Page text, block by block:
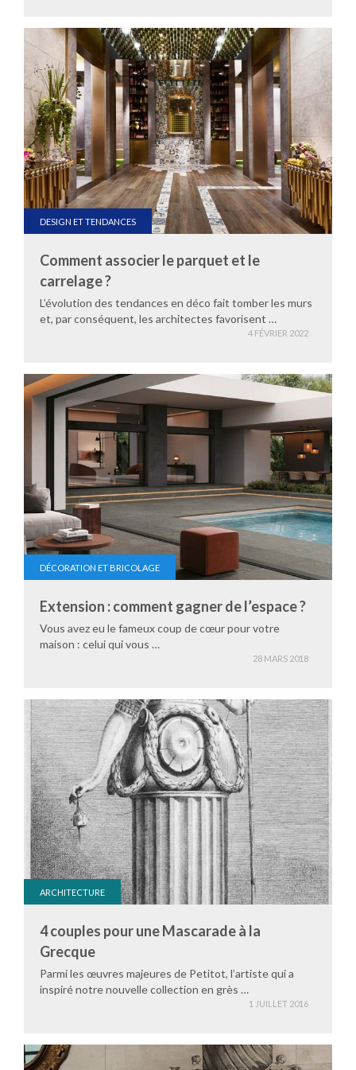
DESIGN ET TENDANCES
Comment associer le parquet et le
carrelage ?
L’évolution des tendances en déco fait tomber les murs
et, par conséquent, les architectes favorisent …
4 FÉVRIER 2022
DÉCORATION ET BRICOLAGE
Extension : comment gagner de l’espace ?
Vous avez eu le fameux coup de cœur pour votre
maison : celui qui vous …
28 MARS 2018
ARCHITECTURE
4 couples pour une Mascarade à la
Grecque
Parmi les œuvres majeures de Petitot, l’artiste qui a
inspiré notre nouvelle collection en grès …
1 JUILLET 2016